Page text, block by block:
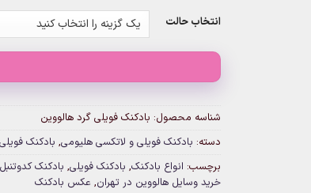
انتخاب حالت
شناسه محصول: بادکنک فویلی گرد هالووین
دسته: بادکنک فویلی و لاتکسی هلیومی, بادکنک فویلی
برچسب: انواع بادکنک, بادکنک فویلی, بادکنک کدوتنبل
خرید وسایل هالووین در تهران, عکس بادکنک